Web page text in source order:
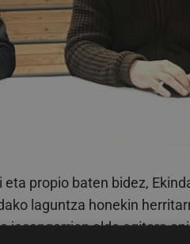
propio baten bidez,
laguntza honekin
jasangarrien alde egitera